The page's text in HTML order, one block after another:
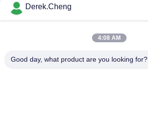
Derek.Cheng
4:08 AM
Good day, what product are you looking for?